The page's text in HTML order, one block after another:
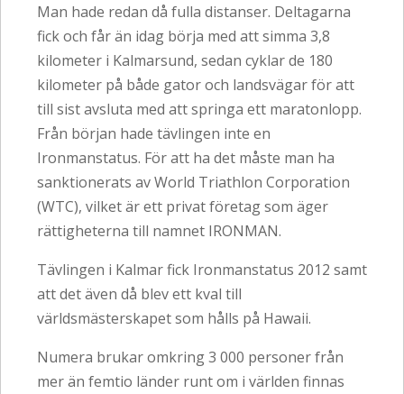
Man hade redan då fulla distanser. Deltagarna
fick och får än idag börja med att simma 3,8
kilometer i Kalmarsund, sedan cyklar de 180
kilometer på både gator och landsvägar för att
till sist avsluta med att springa ett maratonlopp.
Från början hade tävlingen inte en
Ironmanstatus. För att ha det måste man ha
sanktionerats av World Triathlon Corporation
(WTC), vilket är ett privat företag som äger
rättigheterna till namnet IRONMAN.
Tävlingen i Kalmar fick Ironmanstatus 2012 samt
att det även då blev ett kval till
världsmästerskapet som hålls på Hawaii.
Numera brukar omkring 3 000 personer från
mer än femtio länder runt om i världen finnas